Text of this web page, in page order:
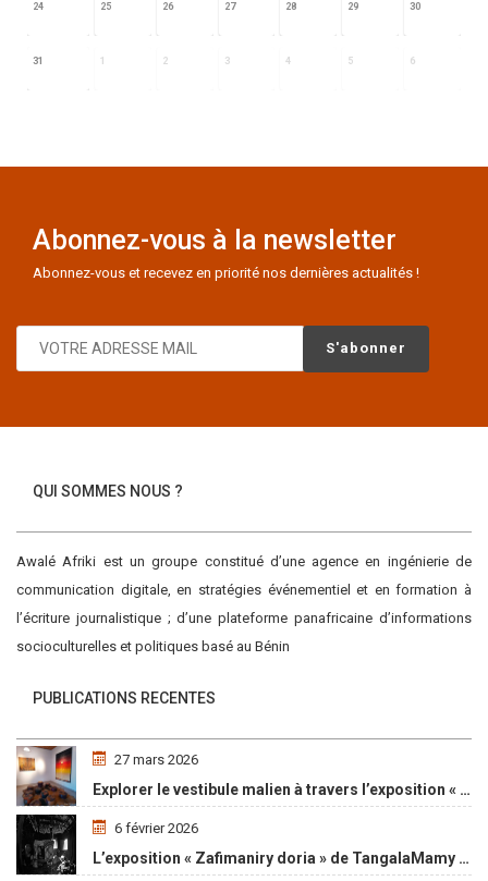
24 25 26 27 28 29 30
31 1 2 3 4 5 6
Abonnez-vous à la newsletter
Abonnez-vous et recevez en priorité nos dernières actualités !
QUI SOMMES NOUS ?
Awalé Afriki est un groupe constitué d’une agence en ingénierie de
communication digitale, en stratégies événementiel et en formation à
l’écriture journalistique ; d’une plateforme panafricaine d’informations
socioculturelles et politiques basé au Bénin
PUBLICATIONS RECENTES
27 mars 2026
Explorer le vestibule malien à travers l’exposition « Maaya Bulon »
6 février 2026
L’exposition « Zafimaniry doria » de TangalaMamy honore la mémoire d’un peuple malgache